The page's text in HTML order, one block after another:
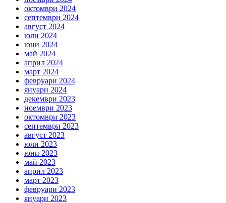
октомври 2024
септември 2024
август 2024
юли 2024
юни 2024
май 2024
април 2024
март 2024
февруари 2024
януари 2024
декември 2023
ноември 2023
октомври 2023
септември 2023
август 2023
юли 2023
юни 2023
май 2023
април 2023
март 2023
февруари 2023
януари 2023